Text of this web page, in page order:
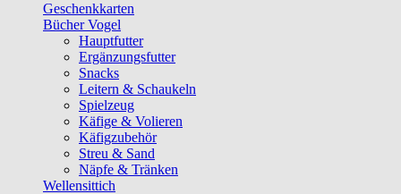
Geschenkkarten
Bücher Vogel
Hauptfutter
Ergänzungsfutter
Snacks
Leitern & Schaukeln
Spielzeug
Käfige & Volieren
Käfigzubehör
Streu & Sand
Näpfe & Tränken
Wellensittich